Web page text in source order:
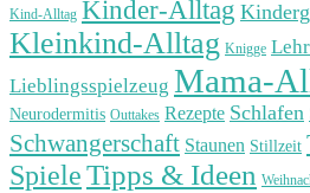
Kind-Alltag Kinder-Alltag
Kleinkind-Alltag Knigge
Lieblingsspielzeug Mama-
Neurodermitis Outtakes Rezepte Schlafen
Schwangerschaft Staunen Stillzeit
SpieleTipps & Ideen